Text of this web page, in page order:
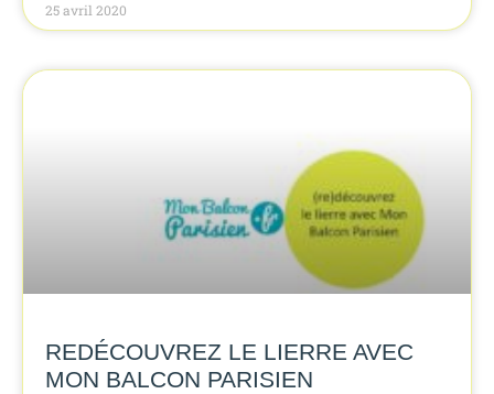
25 avril 2020
REDÉCOUVREZ LE LIERRE AVEC
MON BALCON PARISIEN